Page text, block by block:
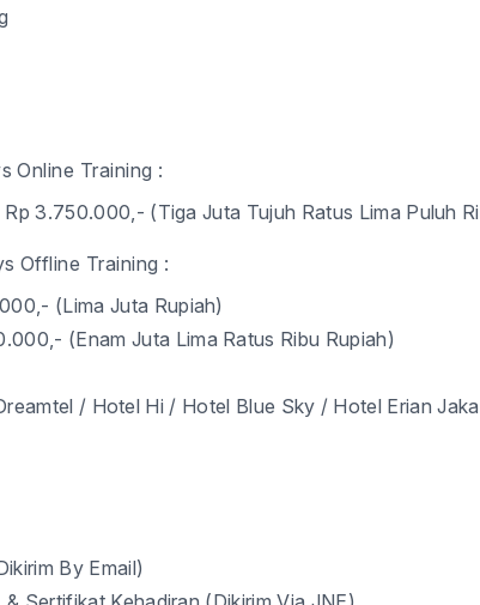
Online Training :
3.750.000,- (Tiga Juta Tujuh Ratus Lima Puluh
Offline Training :
(Lima Juta Rupiah)
(Enam Juta Lima Ratus Ribu Rupiah)
/ Hotel Hi / Hotel Blue Sky / Hotel Erian
By Email)